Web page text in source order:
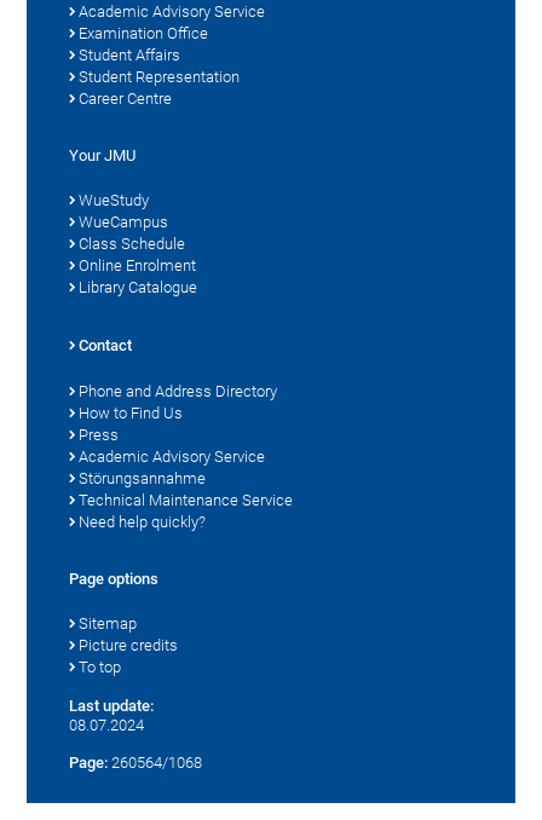
Academic Advisory Service
Examination Office
Student Affairs
Student Representation
Career Centre
Your JMU
WueStudy
WueCampus
Class Schedule
Online Enrolment
Library Catalogue
Contact
Phone and Address Directory
How to Find Us
Press
Academic Advisory Service
Störungsannahme
Technical Maintenance Service
Need help quickly?
Page options
Sitemap
Picture credits
To top
Last update:
08.07.2024
Page: 260564/1068